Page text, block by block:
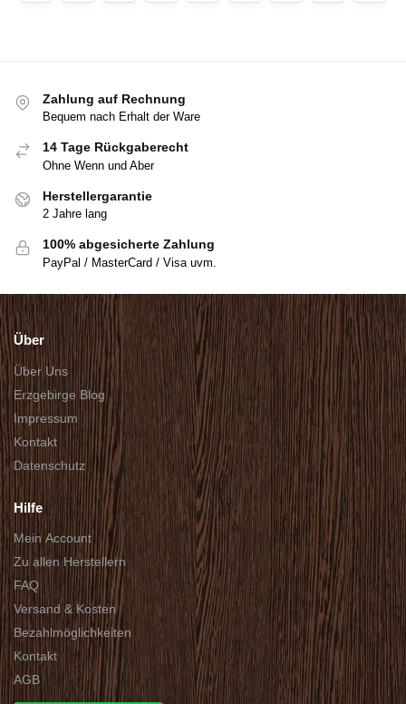
Zahlung auf Rechnung
Bequem nach Erhalt der Ware
14 Tage Rückgaberecht
Ohne Wenn und Aber
Herstellergarantie
2 Jahre lang
100% abgesicherte Zahlung
PayPal / MasterCard / Visa uvm.
Über
Über Uns
Erzgebirge Blog
Impressum
Kontakt
Datenschutz
Hilfe
Mein Account
Zu allen Herstellern
FAQ
Versand & Kosten
Bezahlmöglichkeiten
Kontakt
AGB